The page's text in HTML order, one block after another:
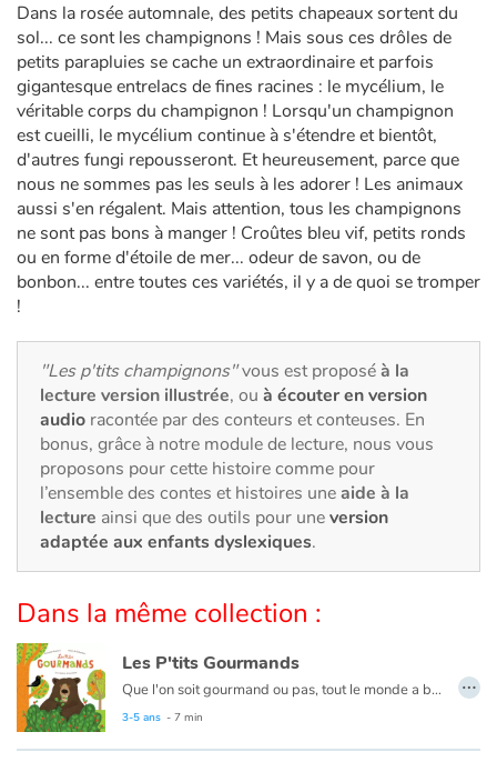
Les animaux
Voyage, épopée, enquête, aventure
Autour du monde
Apprentissage
Art, espace, activité
En famille
Quotidien et loisirs
À l'école
Fêtes et évènements
Sujets de société
Émotions et sentiments
Dans la rosée automnale, des petits chapeaux sortent du
sol... ce sont les champignons ! Mais sous ces drôles de
petits parapluies se cache un extraordinaire et parfois
gigantesque entrelacs de fines racines : le mycélium, le
véritable corps du champignon ! Lorsqu'un champignon
est cueilli, le mycélium continue à s'étendre et bientôt,
d'autres fungi repousseront. Et heureusement, parce que
nous ne sommes pas les seuls à les adorer ! Les animaux
aussi s'en régalent. Mais attention, tous les champignons
ne sont pas bons à manger ! Croûtes bleu vif, petits ronds
ou en forme d'étoile de mer... odeur de savon, ou de
bonbon... entre toutes ces variétés, il y a de quoi se tromper
!
"Les p'tits champignons"vous est proposéà la
lecture version illustrée, ou à écouter en version
audio racontée par des conteurs et conteuses. En
bonus, grâce à notre module de lecture, nous vous
proposons pour cette histoire comme pour
l’ensemble des contes et histoires uneaide à la
lecture ainsi que des outils pour uneversion
adaptée aux enfants dyslexiques.
Dans la même collection :
Les P'tits Gourmands
Que l'on soit gourmand ou pas, tout le monde a besoin de se nourrir. Et nous avons chacun nos préférences, chez les animaux c'est pareil !
3-5 ans - 7 min
…